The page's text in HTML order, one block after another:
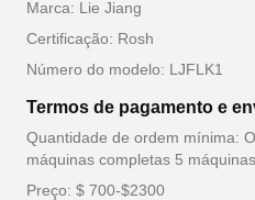
Marca: Lie Jiang
Certificação: Rosh
Número do modelo: LJFLK1
Termos de pagamento e
Quantidade de ordem mínima:
máquinas completas 5 máquinas
Preço: $ 700-$2300